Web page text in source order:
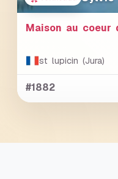
Maison au coeur
st lupicin (Jura)
#1882